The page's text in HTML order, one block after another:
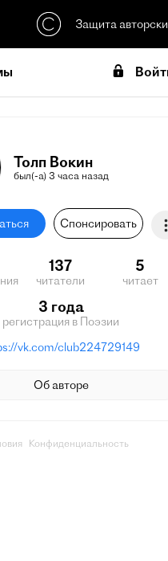
Защита
Толп Вокин
был(-а) 3 часа назад
Спонсировать
137
читатели
5
читает
3 года
регистрация в Поэзии
vk.com/club224729149
Об авторе
Конфиденциальность